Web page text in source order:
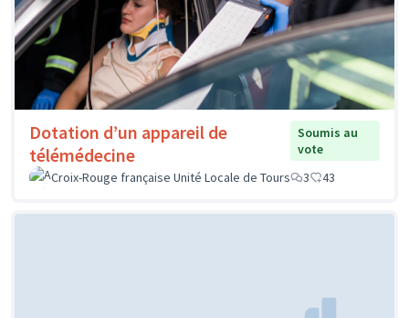
Dotation d’un appareil de
télémédecine
Soumis au
vote
Croix-Rouge française Unité Locale de Tours
3 43